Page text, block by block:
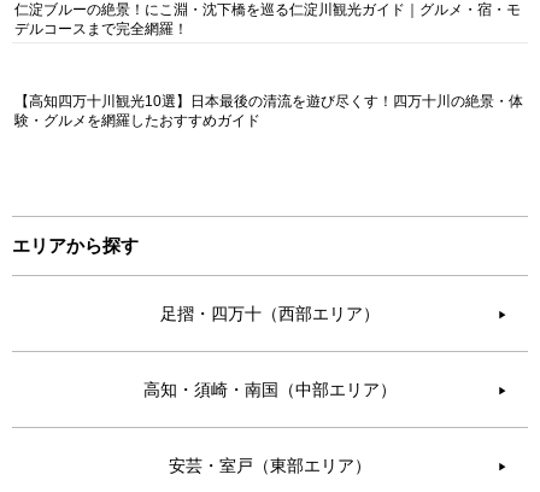
仁淀ブルーの絶景！にこ淵・沈下橋を巡る仁淀川観光ガイド｜グルメ・宿・モ
デルコースまで完全網羅！
【高知四万十川観光10選】日本最後の清流を遊び尽くす！四万十川の絶景・体
験・グルメを網羅したおすすめガイド
エリアから探す
足摺・四万十（西部エリア） ▶︎
高知・須崎・南国（中部エリア） ▶︎
安芸・室戸（東部エリア） ▶︎